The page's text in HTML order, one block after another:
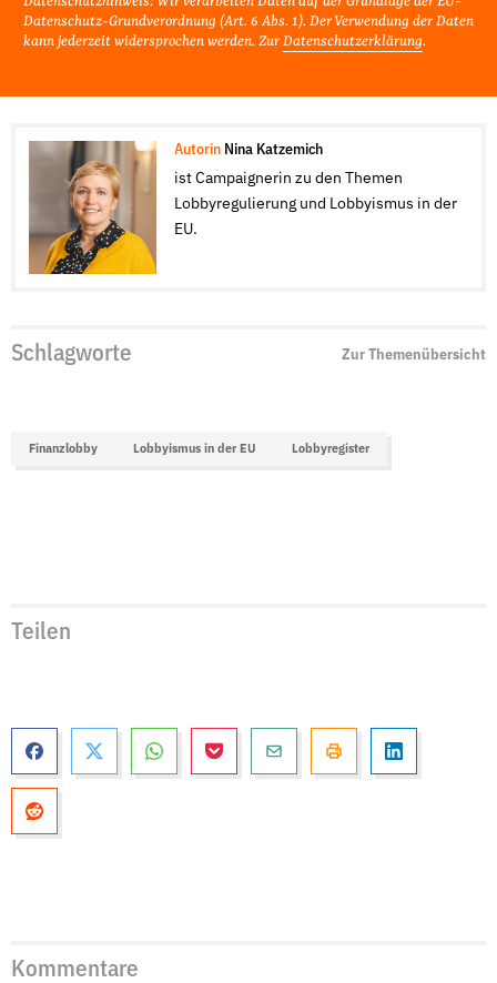
Datenschutz-Grundverordnung (Art. 6 Abs. 1). Der Verwendung der Daten
kann jederzeit widersprochen werden. Zur Datenschutzerklärung.
Autorin Nina Katzemich
ist Campaignerin zu den Themen
Lobbyregulierung und Lobbyismus in der
EU.
Schlagworte Zur Themenübersicht
Finanzlobby Lobbyismus in der EU Lobbyregister
Teilen
Kommentare